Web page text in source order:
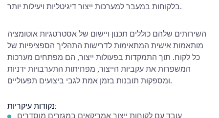
בלקוחות במעבר למערכות ייצור דיגיטליות ויעילות יותר.
השירותים שלהם כוללים תכנון ויישום של אסטרטגיות אוטומציה
מותאמות אישית המתאימות לדרישות התהליך הספציפיות של
כל לקוח. תוך התמקדות בפעולות ייצור, הם מפתחים מערכות
המשפרות את עקביות הייצור, מפחיתות התערבויות ידניות
ומספקות תובנות בזמן אמת לגבי ביצועים תפעוליים.
נקודות עיקריות: